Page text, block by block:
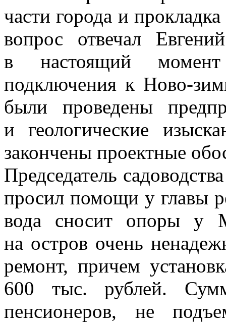
части города и
вопрос отвечал
в настоящий
подключения к Ново-
были проведены
и геологические
закончены проектные
Председатель
просил помощи у главы
вода сносит опоры у
на остров очень
ремонт, причем
600 тыс. рублей.
пенсионеров, не